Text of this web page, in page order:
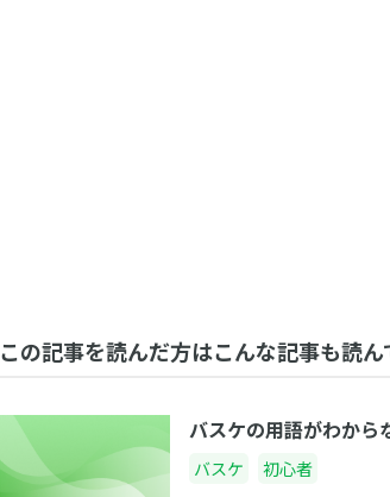
この記事を読んだ方はこんな記事も読ん
バスケの用語がわから
バスケ 初心者